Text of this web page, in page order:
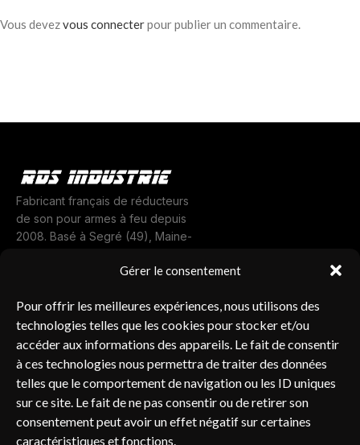
Gérer le consentement
Pour offrir les meilleures expériences, nous utilisons des
technologies telles que les cookies pour stocker et/ou
accéder aux informations des appareils. Le fait de consentir
à ces technologies nous permettra de traiter des données
telles que le comportement de navigation ou les ID uniques
sur ce site. Le fait de ne pas consentir ou de retirer son
consentement peut avoir un effet négatif sur certaines
caractéristiques et fonctions.
Vous devezvous connecterpour publier un commentaire.
Fabricant français de réducteurs
de son pour armes à feu depuis
2008. Basé à Segré (49), Maine-
CODIFICATION OTAN MADE IN FRANCE
À propos
Contact
Nos réducteurs de son
Contact
RDS Industrie
BP 10322